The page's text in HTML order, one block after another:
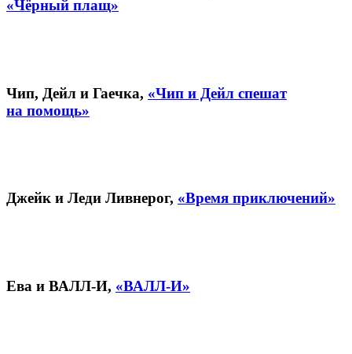
«Чёрный плащ»
Чип, Дейл и Гаечка, «Чип и Дейл спешат
на помощь»
Джейк и Леди Ливнерог, «Время приключений»
Ева и ВАЛЛ-И, «ВАЛЛ-И»